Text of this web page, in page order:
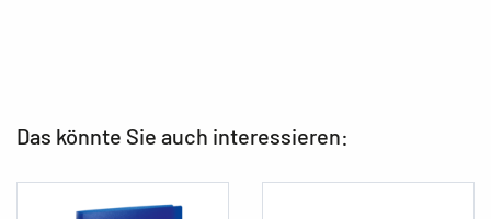
Das könnte Sie auch interessieren: